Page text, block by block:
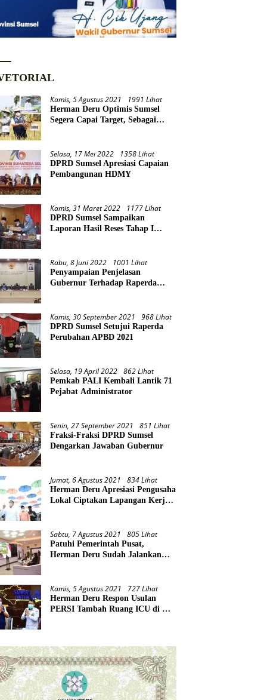
Kamis, 5 Agustus 2021 1991 Lihat
Herman Deru Optimis Sumsel
Segera Capai Target, Sebagai
Selasa, 17 Mei 2022 1358 Lihat
DPRD Sumsel Apresiasi Capaian
Pembangunan HDMY
Kamis, 31 Maret 2022 1177 Lihat
DPRD Sumsel Sampaikan
Laporan Hasil Reses Tahap I
Rabu, 8 Juni 2022 1001 Lihat
Penyampaian Penjelasan
Gubernur Terhadap Raperda
Kamis, 30 September 2021 968 Lihat
DPRD Sumsel Setujui Raperda
Perubahan APBD 2021
Selasa, 19 April 2022 862 Lihat
Pemkab PALI Kembali Lantik 71
Pejabat Administrator
Senin, 27 September 2021 851 Lihat
Fraksi-Fraksi DPRD Sumsel
Dengarkan Jawaban Gubernur
Jumat, 6 Agustus 2021 834 Lihat
Herman Deru Apresiasi Pengusaha
Lokal Ciptakan Lapangan Kerja
Sabtu, 7 Agustus 2021 805 Lihat
Patuhi Pemerintah Pusat,
Herman Deru Sudah Jalankan
Kamis, 5 Agustus 2021 727 Lihat
Herman Deru Respon Usulan
PERSI Tambah Ruang ICU di RS